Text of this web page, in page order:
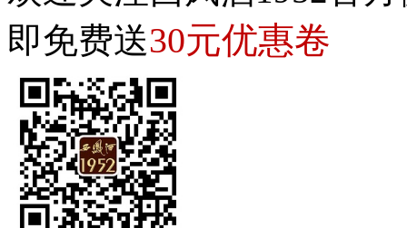
即免费送30元优惠卷